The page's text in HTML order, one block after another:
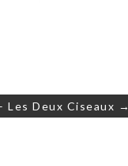
Les Deux Ciseaux →